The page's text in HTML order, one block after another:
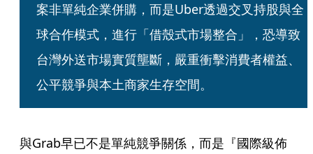
案非單純企業併購，而是Uber透過交叉持股與全
球合作模式，進行「借殼式市場整合」，恐導致
台灣外送市場實質壟斷，嚴重衝擊消費者權益、
公平競爭與本土商家生存空間。
與Grab早已不是單純競爭關係，而是『國際級佈